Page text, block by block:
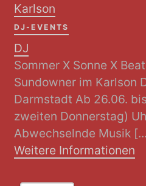
Karlson
DJ-EVENTS
DJ
Sommer X Sonne X
Sundowner im Karlson
Darmstadt Ab 26.06.
zweiten Donnerstag)
Abwechselnde Musik
Weitere Informationen